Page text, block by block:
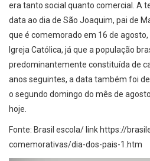
era tanto social quanto comercial. A
data ao dia de São Joaquim, pai de
que é comemorado em 16 de
Igreja Católica, já que a população
predominantemente constituída de
anos seguintes, a data também foi
o segundo domingo do mês de
hoje.
Fonte: Brasil escola/ link https://
comemorativas/dia-dos-pais-1.htm